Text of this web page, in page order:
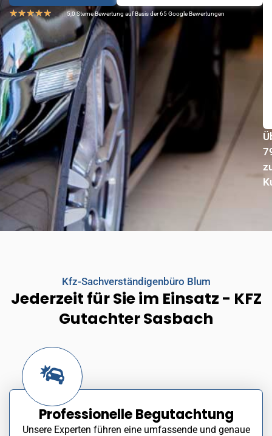
★★★★★ 5,0 Sterne Bewertung auf Basis der 65 Google Bewertungen
Kfz-Sachverständigenbüro Blum
Jederzeit für Sie im Einsatz - KFZ
Gutachter Sasbach
Professionelle Begutachtung
Unsere Experten führen eine umfassende und genaue